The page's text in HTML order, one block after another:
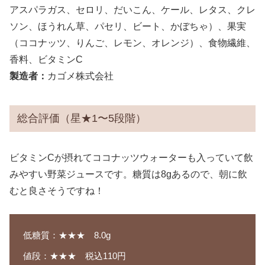
アスパラガス、セロリ、だいこん、ケール、レタス、クレ
ソン、ほうれん草、パセリ、ビート、かぼちゃ）、果実
（ココナッツ、りんご、レモン、オレンジ）、食物繊維、
香料、ビタミンC
製造者： カゴメ株式会社
総合評価（星★1〜5段階）
ビタミンCが摂れてココナッツウォーターも入っていて飲
みやすい野菜ジュースです。糖質は8gあるので、朝に飲
むと良さそうですね！
低糖質：★★★ 8.0g
値段：★★★ 税込110円